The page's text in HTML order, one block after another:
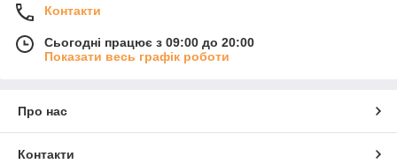
Контакти
Сьогодні працює з 09:00 до 20:00
Показати весь графік роботи
Про нас
Контакти